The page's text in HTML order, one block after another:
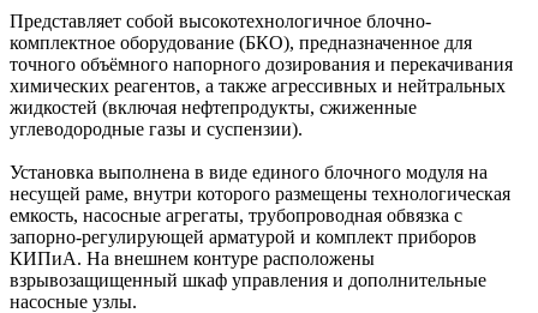
Представляет собой высокотехнологичное блочно-
комплектное оборудование (БКО), предназначенное для
точного объёмного напорного дозирования и перекачивания
химических реагентов, а также агрессивных и нейтральных
жидкостей (включая нефтепродукты, сжиженные
углеводородные газы и суспензии).
Установка выполнена в виде единого блочного модуля на
несущей раме, внутри которого размещены технологическая
емкость, насосные агрегаты, трубопроводная обвязка с
запорно-регулирующей арматурой и комплект приборов
КИПиА. На внешнем контуре расположены
взрывозащищенный шкаф управления и дополнительные
насосные узлы.